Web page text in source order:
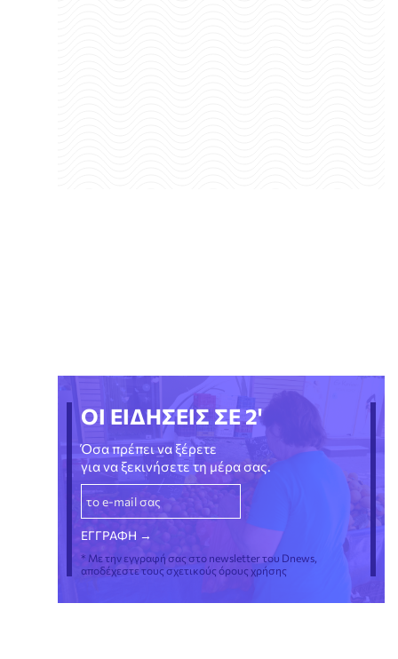
ΟΙ ΕΙΔΗΣΕΙΣ ΣΕ 2'
Όσα πρέπει να ξέρετε
για να ξεκινήσετε τη μέρα σας.
* Με την εγγραφή σας στο newsletter του Dnews,
αποδέχεστε τους σχετικούς όρους χρήσης